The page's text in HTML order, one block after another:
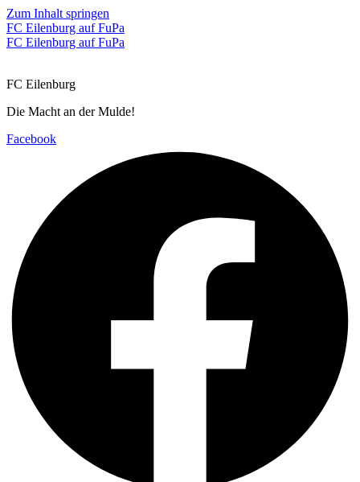
Zum Inhalt springen
FC Eilenburg auf FuPa
FC Eilenburg auf FuPa
FC Eilenburg
Die Macht an der Mulde!
Facebook